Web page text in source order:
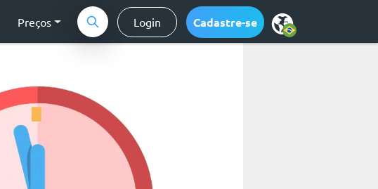
Preços Login Cadastre-se